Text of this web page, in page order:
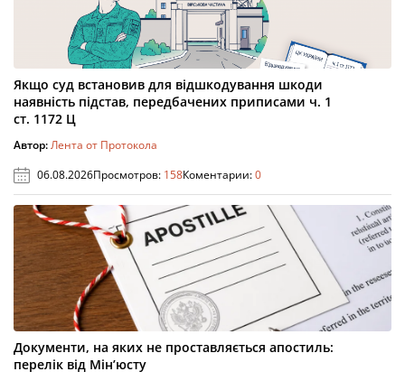
Якщо суд встановив для відшкодування шкоди
наявність підстав, передбачених приписами ч. 1
ст. 1172 Ц
Автор:Лента от Протокола
06.08.2026Просмотров: 158Коментарии:0
Документи, на яких не проставляється апостиль:
перелік від Мін’юсту